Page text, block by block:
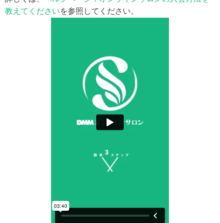
教えてくださいを参照してください。